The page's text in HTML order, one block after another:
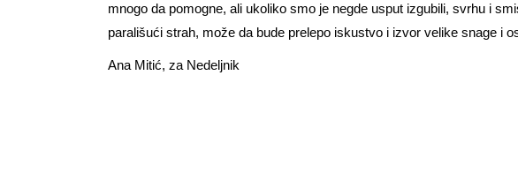
mnogo da pomogne, ali ukoliko smo je negde usput izgubili, svrhu i
parališući strah, može da bude prelepo iskustvo i izvor velike snage i
Ana Mitić, za Nedeljnik